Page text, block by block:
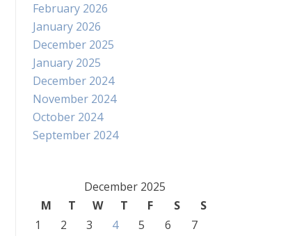
February 2026
January 2026
December 2025
January 2025
December 2024
November 2024
October 2024
September 2024
December 2025
M
T W T F S
S
1
2 3 4 5 6
7